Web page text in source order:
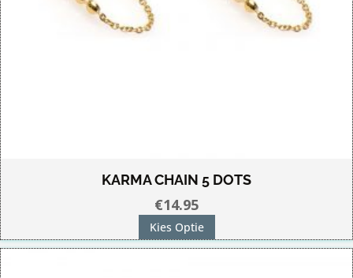
KARMA CHAIN 5 DOTS
€14.95
Kies Optie
product